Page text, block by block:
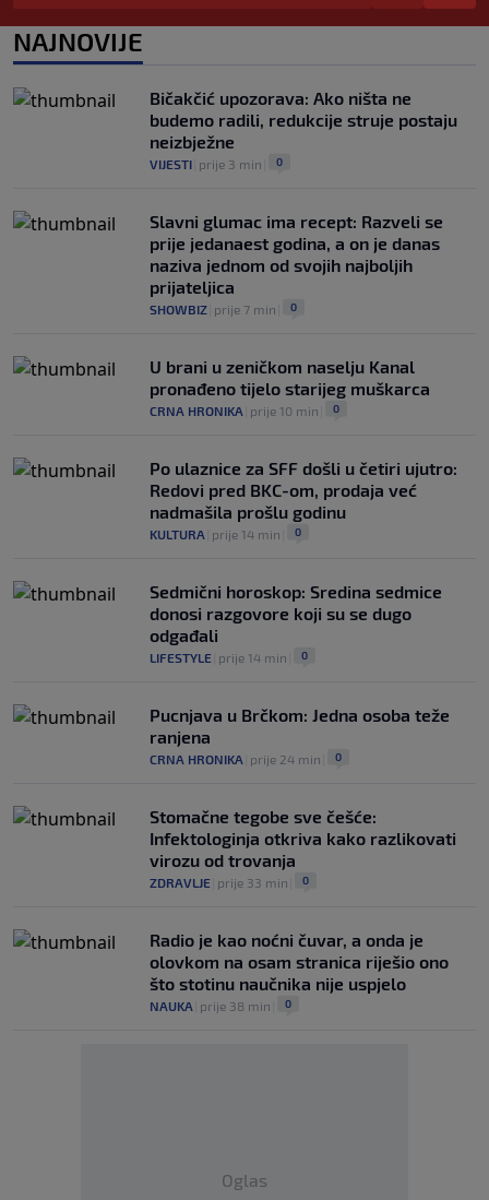
sezoni
prije 3 h 0
NAJNOVIJE
Bičakčić upozorava: Ako ništa ne
budemo radili, redukcije struje postaju
neizbježne
VIJESTI prije 3 min 0
Slavni glumac ima recept: Razveli se
prije jedanaest godina, a on je danas
naziva jednom od svojih najboljih
prijateljica
SHOWBIZ prije 7 min 0
U brani u zeničkom naselju Kanal
pronađeno tijelo starijeg muškarca
CRNA HRONIKA prije 10 min 0
Po ulaznice za SFF došli u četiri ujutro:
Redovi pred BKC-om, prodaja već
nadmašila prošlu godinu
KULTURA prije 14 min 0
Sedmični horoskop: Sredina sedmice
donosi razgovore koji su se dugo
odgađali
LIFESTYLE prije 14 min 0
Pucnjava u Brčkom: Jedna osoba teže
ranjena
CRNA HRONIKA prije 24 min 0
Stomačne tegobe sve češće:
Infektologinja otkriva kako razlikovati
virozu od trovanja
ZDRAVLJE prije 33 min 0
Radio je kao noćni čuvar, a onda je
olovkom na osam stranica riješio ono
što stotinu naučnika nije uspjelo
NAUKA prije 38 min 0
Oglas